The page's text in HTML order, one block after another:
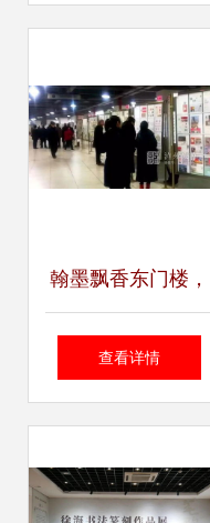
色生活科技博览会
翰墨飘香东门楼，
丹青溢彩免费赏
展盛大开展
查看详情